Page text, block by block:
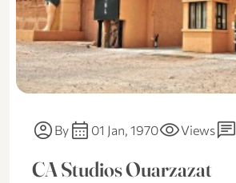
account_circle By calendar_month 01 Jan, 1970visibilityViewschat
CA Studios Ouarzazat